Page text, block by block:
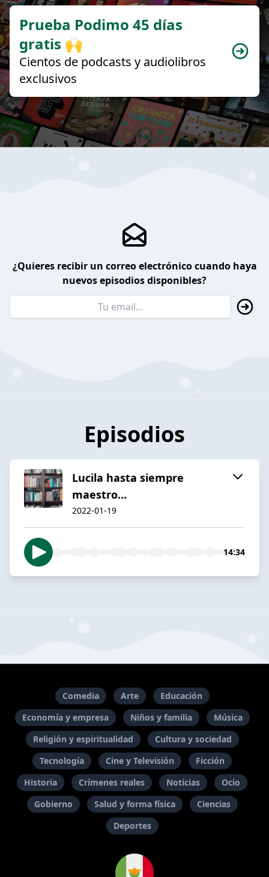
Prueba Podimo 45 días
gratis 🙌
Cientos de podcasts y audiolibros
exclusivos
¿Quieres recibir un correo electrónico cuando haya
nuevos episodios disponibles?
Episodios
Lucila hasta siempre
maestro...
2022-01-19
14:34
Comedia Arte
Educación
Economía y empresa
Niños y familia
Música
Religión y espiritualidad
Cultura y sociedad
Tecnología
Cine y Televisión
Ficción
Historia
Crímenes reales Noticias
Ocio
Gobierno
Salud y forma física
Ciencias
Deportes